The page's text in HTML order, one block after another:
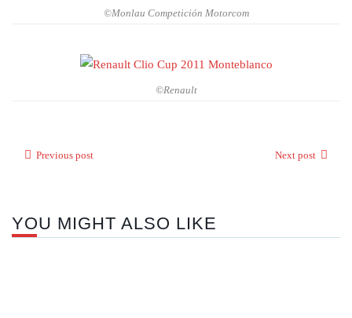
©Monlau Competición Motorcom
©Renault
Previous post Next post
YOU MIGHT ALSO LIKE